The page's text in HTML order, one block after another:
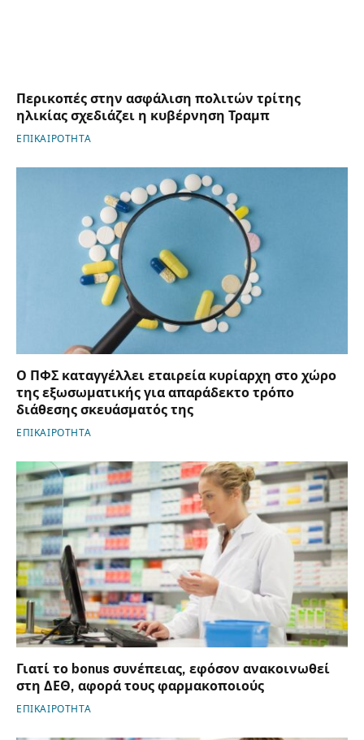
Περικοπές στην ασφάλιση πολιτών τρίτης
ηλικίας σχεδιάζει η κυβέρνηση Τραμπ
ΕΠΙΚΑΙΡΟΤΗΤΑ
Ο ΠΦΣ καταγγέλλει εταιρεία κυρίαρχη στο χώρο
της εξωσωματικής για απαράδεκτο τρόπο
διάθεσης σκευάσματός της
ΕΠΙΚΑΙΡΟΤΗΤΑ
Γιατί το bonus συνέπειας, εφόσον ανακοινωθεί
στη ΔΕΘ, αφορά τους φαρμακοποιούς
ΕΠΙΚΑΙΡΟΤΗΤΑ